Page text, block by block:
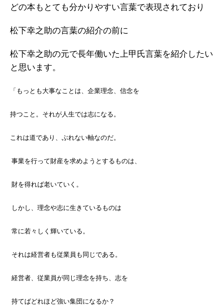
どの本もとても分かりやすい言葉で表現されており
松下幸之助の言葉の紹介の前に
松下幸之助の元で長年働いた上甲氏言葉を紹介したい
と思います。
「もっとも大事なことは、企業理念、信念を
持つこと。それが人生では志になる。
これは道であり、ぶれない軸なのだ。
事業を行って財産を求めようとするものは、
財を得れば老いていく。
しかし、理念や志に生きているものは
常に若々しく輝いている。
それは経営者も従業員も同じである。
経営者、従業員が同じ理念を持ち、志を
持てばどれほど強い集団になるか？